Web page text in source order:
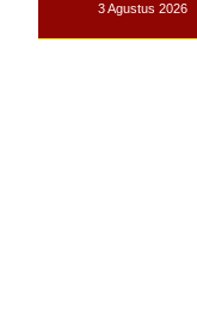
3 Agustus 2026